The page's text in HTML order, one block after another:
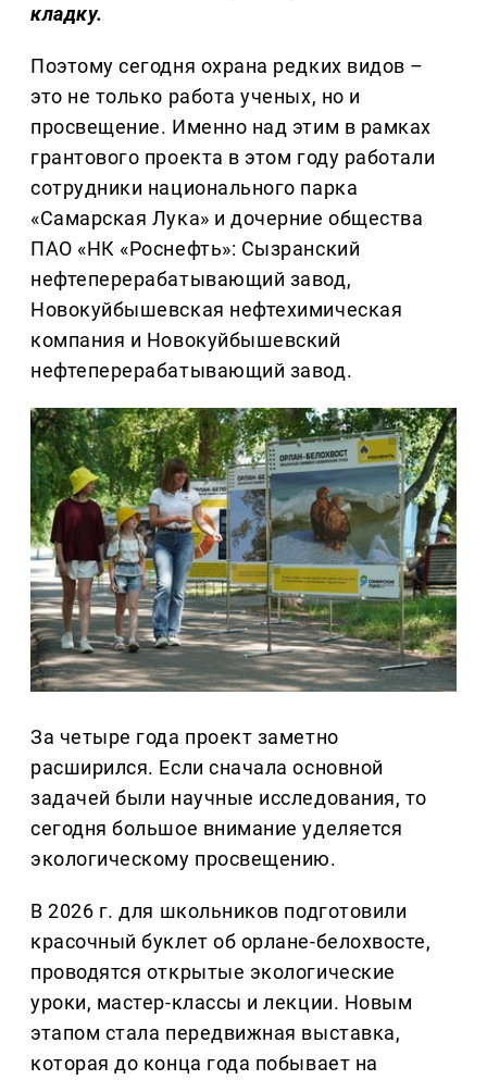
кладку.
Поэтому сегодня охрана редких видов –
это не только работа ученых, но и
просвещение. Именно над этим в рамках
грантового проекта в этом году работали
сотрудники национального парка
«Самарская Лука» и дочерние общества
ПАО «НК «Роснефть»: Сызранский
нефтеперерабатывающий завод,
Новокуйбышевская нефтехимическая
компания и Новокуйбышевский
нефтеперерабатывающий завод.
За четыре года проект заметно
расширился. Если сначала основной
задачей были научные исследования, то
сегодня большое внимание уделяется
экологическому просвещению.
В 2026 г. для школьников подготовили
красочный буклет об орлане-белохвосте,
проводятся открытые экологические
уроки, мастер-классы и лекции. Новым
этапом стала передвижная выставка,
которая до конца года побывает на